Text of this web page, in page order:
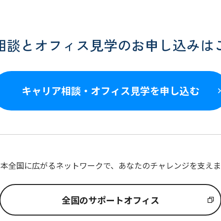
談とオフィス見学のお申し込みは
キャリア相談・オフィス見学を申し込む
全国に広がるネットワークで、あなたのチャレンジを支え
全国のサポートオフィス